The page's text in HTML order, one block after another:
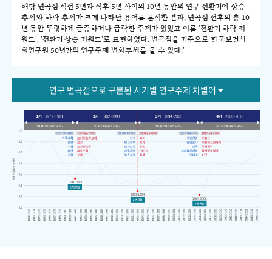
해당 변곡점 직전 5년과 직후 5년 사이의 10년 동안의 연구 전환기에 상승
추세와 하락 추세가 크게 나타난 용어를 분석한 결과, 변곡점 전후의 총 10
년 동안 뚜렷하게 급증하거나 급락한 주제가 있었고 이를 '전환기 하락 키
워드', '전환기 상승 키워드'로 표현하였다. 변곡점을 기준으로 한국보건사
회연구원 50년간의 연구주제 변화추세를 볼 수 있다."
연구 변곡점으로 구분된 시기별 연구주제 차별어